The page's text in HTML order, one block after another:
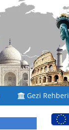
Gezi Rehberi